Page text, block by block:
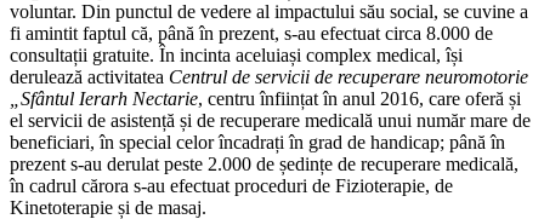
voluntar. Din punctul de vedere al impactului său social, se cuvine a
fi amintit faptul că, până în prezent, s-au efectuat circa 8.000 de
consultații gratuite. În incinta aceluiași complex medical, își
derulează activitatea Centrul de servicii de recuperare neuromotorie
„Sfântul Ierarh Nectarie, centru înființat în anul 2016, care oferă și
el servicii de asistență și de recuperare medicală unui număr mare de
beneficiari, în special celor încadrați în grad de handicap; până în
prezent s-au derulat peste 2.000 de ședințe de recuperare medicală,
în cadrul cărora s-au efectuat proceduri de Fizioterapie, de
Kinetoterapie și de masaj.